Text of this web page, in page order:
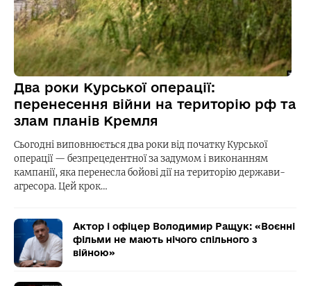
Два роки Курської операції:
перенесення війни на територію рф та
злам планів Кремля
Сьогодні виповнюється два роки від початку Курської
операції — безпрецедентної за задумом і виконанням
кампанії, яка перенесла бойові дії на територію держави-
агресора. Цей крок…
Актор і офіцер Володимир Ращук: «Воєнні
фільми не мають нічого спільного з
війною»